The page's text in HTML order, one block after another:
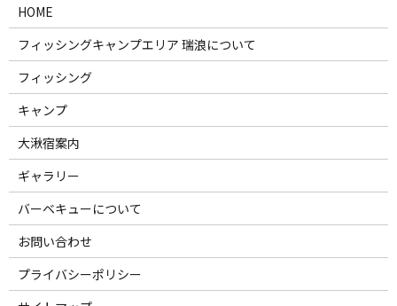
HOME
フィッシングキャンプエリア 瑞浪について
フィッシング
キャンプ
大湫宿案内
ギャラリー
バーベキューについて
お問い合わせ
プライバシーポリシー